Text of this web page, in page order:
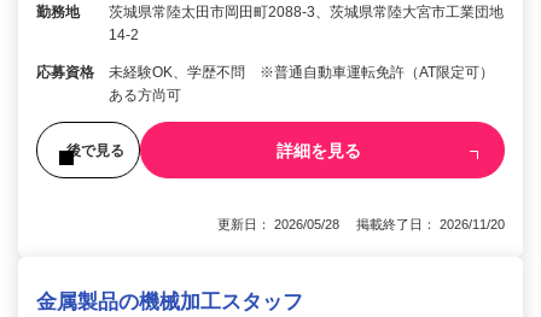
勤務地
茨城県常陸太田市岡田町2088-3、茨城県常陸大宮市工業団地
14-2
応募資格
未経験OK、学歴不問 ※普通自動車運転免許（AT限定可）
ある方尚可
後で見る 詳細を見る
更新日： 2026/05/28 掲載終了日： 2026/11/20
金属製品の機械加工スタッフ